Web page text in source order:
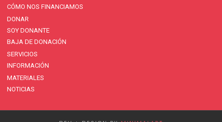
CÓMO NOS FINANCIAMOS
DONAR
SOY DONANTE
BAJA DE DONACIÓN
SERVICIOS
INFORMACIÓN
MATERIALES
NOTICIAS